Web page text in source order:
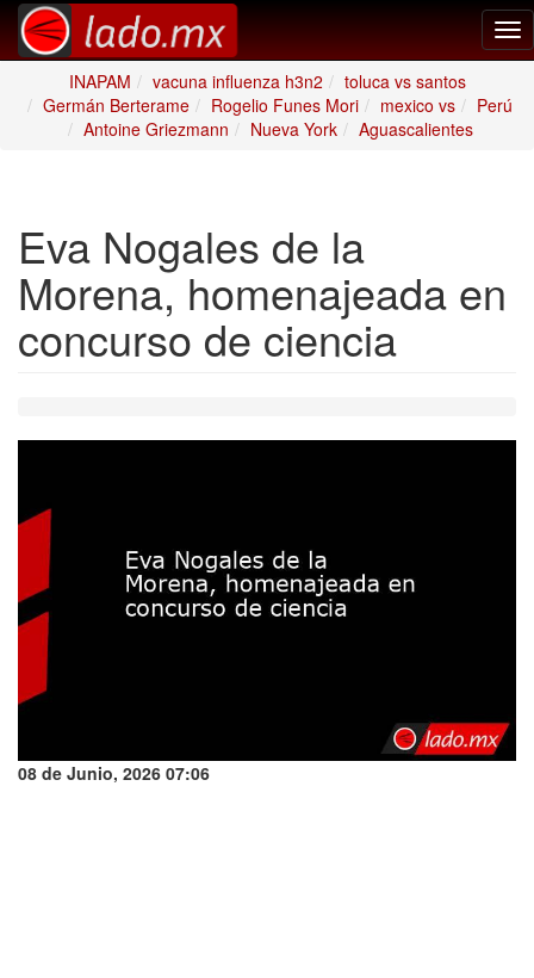
INAPAM
vacuna influenza h3n2
toluca vs santos
Germán Berterame
Rogelio Funes Mori mexico vs
Perú
Antoine Griezmann
Nueva York Aguascalientes
Eva Nogales de la
Morena, homenajeada en
concurso de ciencia
08 de Junio, 2026 07:06